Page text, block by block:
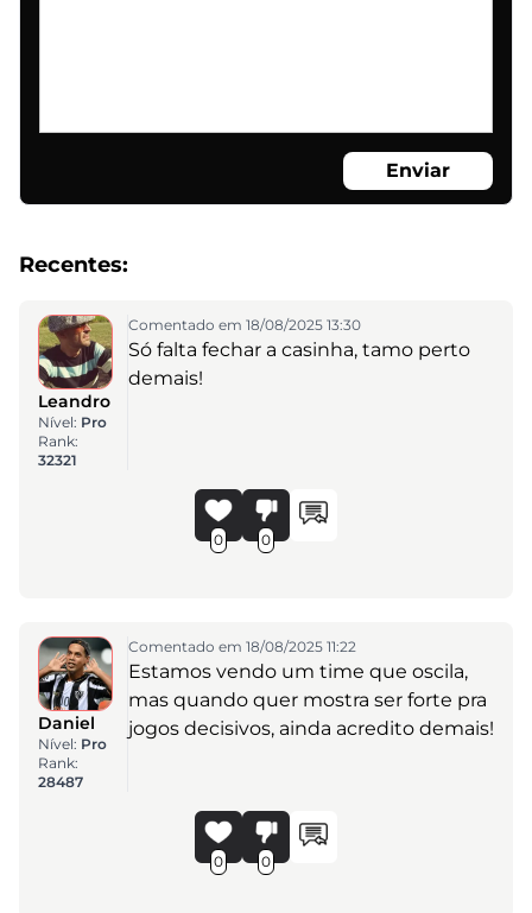
Enviar
Recentes:
Leandro
Nível: Pro
Rank:
32321
Comentado em 18/08/2025 13:30
Só falta fechar a casinha, tamo perto
demais!
0 0
Daniel
Nível: Pro
Rank:
28487
Comentado em 18/08/2025 11:22
Estamos vendo um time que oscila,
mas quando quer mostra ser forte pra
jogos decisivos, ainda acredito demais!
0 0